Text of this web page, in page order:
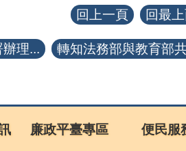
回上一頁 回最
理... 轉知法務部與教育部
廉政平臺專區 便民服